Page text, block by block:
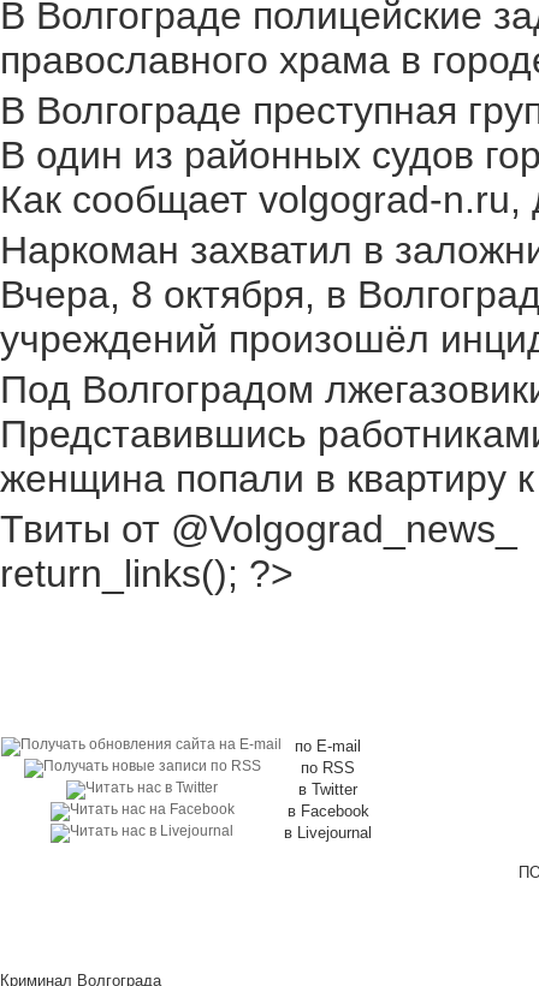
В Волгограде полицейские
православного храма в
В Волгограде преступная
В один из районных судов
Как сообщает volgograd-
Наркоман захватил в
Вчера, 8 октября, в
учреждений произошёл
Под Волгоградом
Представившись
женщина попали в квартиру
Твиты от @Volgograd_news_
return_links(); ?>
по E-mail
по RSS
в Twitter
в Facebook
в Livejournal
Криминал Волгограда